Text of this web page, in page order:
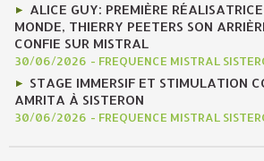
ALICE GUY: PREMIÈRE
MONDE, THIERRY PEETERS SON
CONFIE SUR MISTRAL
30/06/2026 - FREQUENCE MISTRAL
STAGE IMMERSIF ET STIMULATION
AMRITA À SISTERON
30/06/2026 - FREQUENCE MISTRAL